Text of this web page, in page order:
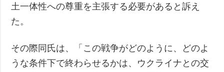
土一体性への尊重を主張する必要があると訴え
た。
その際同氏は、「この戦争がどのように、どのよ
うな条件下で終わらせるかは、ウクライナとの交